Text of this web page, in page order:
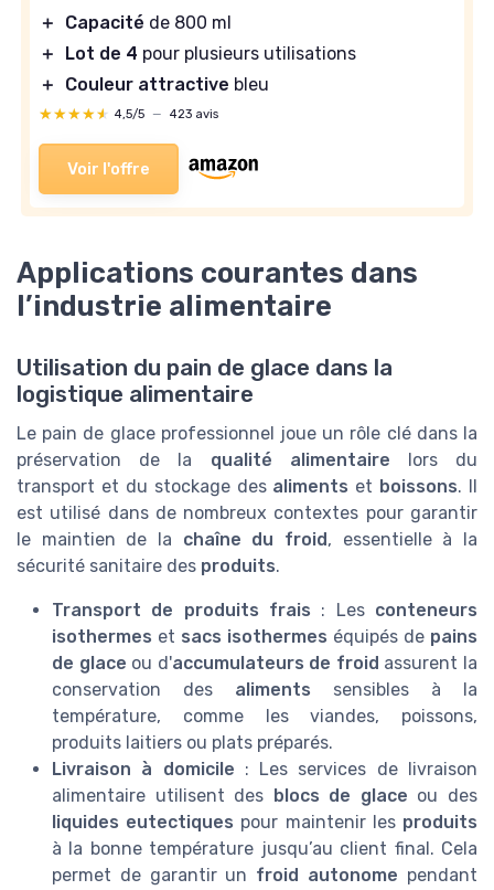
＋
Capacité de 800 ml
＋
Lot de 4 pour plusieurs utilisations
＋
Couleur attractive bleu
★★★★★
★★★★★ 4,5/5 — 423 avis
Voir l'offre
Applications courantes dans
l’industrie alimentaire
Utilisation du pain de glace dans la
logistique alimentaire
Le pain de glace professionnel joue un rôle clé dans la
préservation de la qualité alimentaire lors du
transport et du stockage des aliments et boissons. Il
est utilisé dans de nombreux contextes pour garantir
le maintien de la chaîne du froid , essentielle à la
sécurité sanitaire des produits.
Transport de produits frais : Les conteneurs
isothermes et sacs isothermes équipés de pains
de glace ou d'accumulateurs de froid assurent la
conservation des aliments sensibles à la
température, comme les viandes, poissons,
produits laitiers ou plats préparés.
Livraison à domicile : Les services de livraison
alimentaire utilisent des
blocs de glace ou des
liquides eutectiques pour maintenir les produits
à la bonne température jusqu’au client final. Cela
permet de garantir un froid autonome pendant